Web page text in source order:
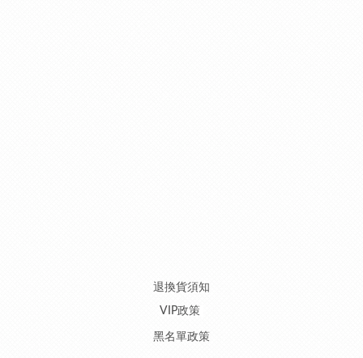
退換貨須知
VIP政策
黑名單政策